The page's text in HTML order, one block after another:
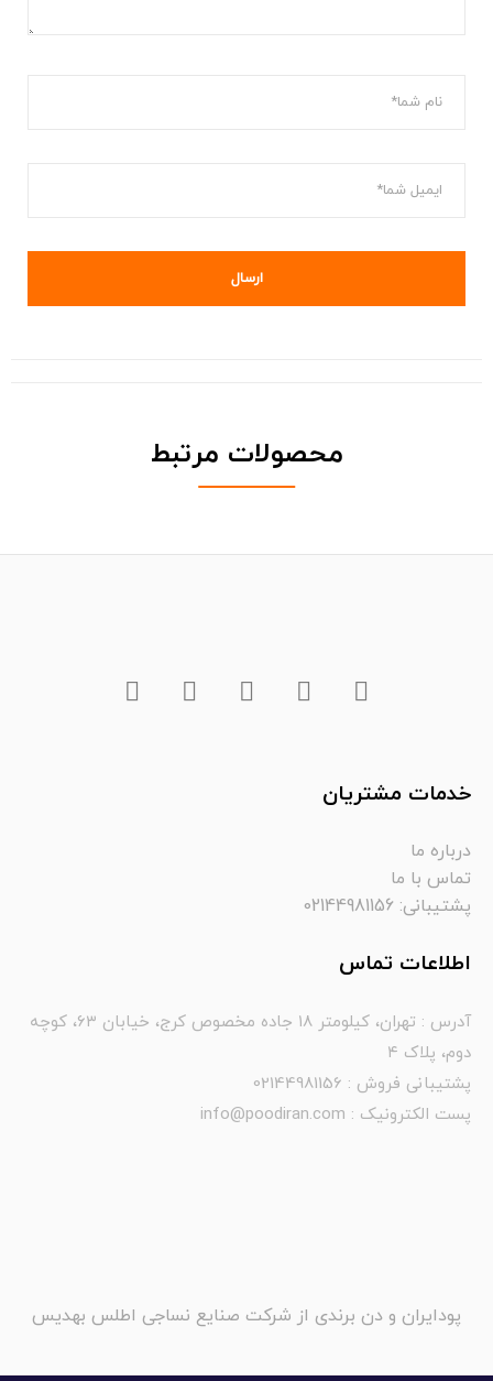
محصولات مرتبط
خدمات مشتریان
درباره ما
تماس با ما
پشتیبانی: 02144981156
اطلاعات تماس
آدرس : تهران، کیلومتر ۱۸ جاده مخصوص کرج، خیابان ۶۳، کوچه
دوم، پلاک ۴
پشتیبانی فروش : 02144981156
پست الکترونیک : info@poodiran.com
پودایران و دن برندی از شرکت صنایع نساجی اطلس بهدیس